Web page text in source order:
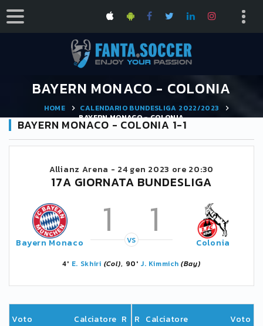
BAYERN MONACO - COLONIA
HOME
CALENDARIO BUNDESLIGA 2022/2023
BAYERN MONACO - COLONIA
BAYERN MONACO - COLONIA 1-1
Allianz Arena - 24 gen 2023 ore 20:30
17A GIORNATA BUNDESLIGA
Bayern Monaco 1 1
VS Colonia
4' E. Skhiri (Col), 90' J. Kimmich (Bay)
Voto Calciatore R R Calciatore Voto